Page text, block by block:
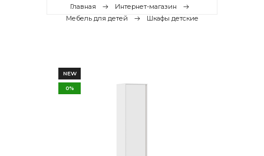
Главная
Интернет-магазин
Мебель для детей
Шкафы детские
NEW
0%